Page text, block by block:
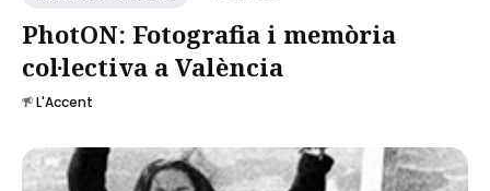
PhotON: Fotografia i memòria
col·lectiva a València
L'Accent